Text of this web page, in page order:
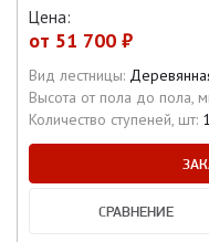
Цена:
от 51 700 ₽
Вид лестницы:
Высота от пола до пола,
Количество ступеней, шт:
СРАВНЕНИЕ